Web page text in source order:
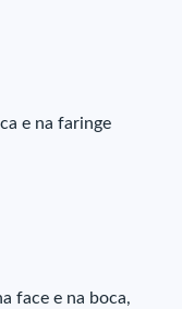
e na faringe
face e na boca,